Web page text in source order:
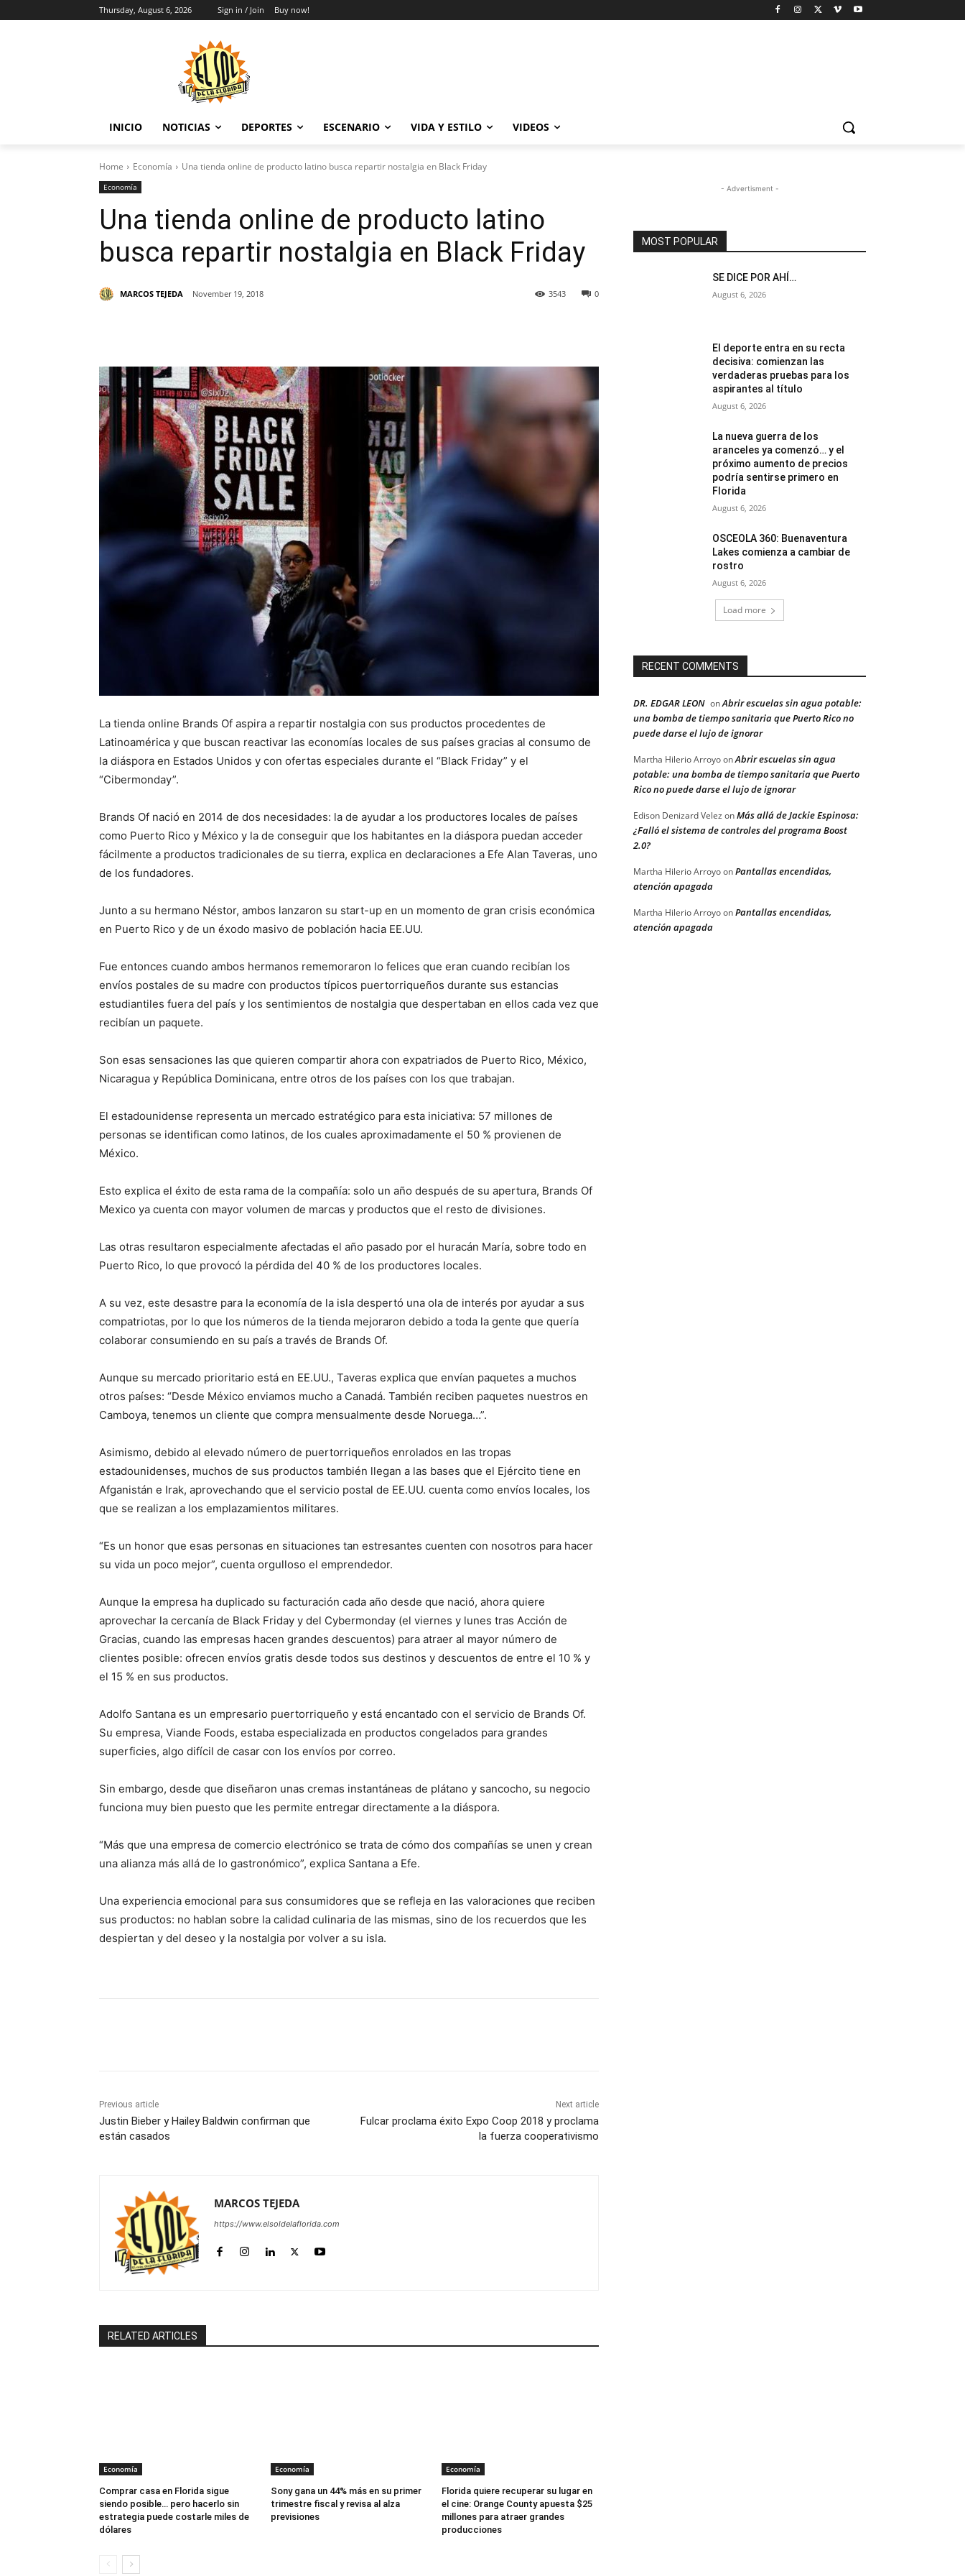
Thursday, August 6, 2026 Sign in / Join Buy now!
INICIO NOTICIAS DEPORTES ESCENARIO VIDA Y ESTILO VIDEOS
Home Economía Una tienda online de producto latino busca repartir nostalgia en Black Friday
Economía
Una tienda online de producto latino
busca repartir nostalgia en Black Friday
MARCOS TEJEDA November 19, 2018 0
3543
La tienda online Brands Of aspira a repartir nostalgia con sus productos procedentes de
Latinoamérica y que buscan reactivar las economías locales de sus países gracias al consumo de
la diáspora en Estados Unidos y con ofertas especiales durante el “Black Friday” y el
“Cibermonday”.
Brands Of nació en 2014 de dos necesidades: la de ayudar a los productores locales de países
como Puerto Rico y México y la de conseguir que los habitantes en la diáspora puedan acceder
fácilmente a productos tradicionales de su tierra, explica en declaraciones a Efe Alan Taveras, uno
de los fundadores.
Junto a su hermano Néstor, ambos lanzaron su start-up en un momento de gran crisis económica
en Puerto Rico y de un éxodo masivo de población hacia EE.UU.
Fue entonces cuando ambos hermanos rememoraron lo felices que eran cuando recibían los
envíos postales de su madre con productos típicos puertorriqueños durante sus estancias
estudiantiles fuera del país y los sentimientos de nostalgia que despertaban en ellos cada vez que
recibían un paquete.
Son esas sensaciones las que quieren compartir ahora con expatriados de Puerto Rico, México,
Nicaragua y República Dominicana, entre otros de los países con los que trabajan.
El estadounidense representa un mercado estratégico para esta iniciativa: 57 millones de
personas se identifican como latinos, de los cuales aproximadamente el 50 % provienen de
México.
Esto explica el éxito de esta rama de la compañía: solo un año después de su apertura, Brands Of
Mexico ya cuenta con mayor volumen de marcas y productos que el resto de divisiones.
Las otras resultaron especialmente afectadas el año pasado por el huracán María, sobre todo en
Puerto Rico, lo que provocó la pérdida del 40 % de los productores locales.
A su vez, este desastre para la economía de la isla despertó una ola de interés por ayudar a sus
compatriotas, por lo que los números de la tienda mejoraron debido a toda la gente que quería
colaborar consumiendo en su país a través de Brands Of.
Aunque su mercado prioritario está en EE.UU., Taveras explica que envían paquetes a muchos
otros países: “Desde México enviamos mucho a Canadá. También reciben paquetes nuestros en
Camboya, tenemos un cliente que compra mensualmente desde Noruega…”.
Asimismo, debido al elevado número de puertorriqueños enrolados en las tropas
estadounidenses, muchos de sus productos también llegan a las bases que el Ejército tiene en
Afganistán e Irak, aprovechando que el servicio postal de EE.UU. cuenta como envíos locales, los
que se realizan a los emplazamientos militares.
“Es un honor que esas personas en situaciones tan estresantes cuenten con nosotros para hacer
su vida un poco mejor”, cuenta orgulloso el emprendedor.
Aunque la empresa ha duplicado su facturación cada año desde que nació, ahora quiere
aprovechar la cercanía de Black Friday y del Cybermonday (el viernes y lunes tras Acción de
Gracias, cuando las empresas hacen grandes descuentos) para atraer al mayor número de
clientes posible: ofrecen envíos gratis desde todos sus destinos y descuentos de entre el 10 % y
el 15 % en sus productos.
Adolfo Santana es un empresario puertorriqueño y está encantado con el servicio de Brands Of.
Su empresa, Viande Foods, estaba especializada en productos congelados para grandes
superficies, algo difícil de casar con los envíos por correo.
Sin embargo, desde que diseñaron unas cremas instantáneas de plátano y sancocho, su negocio
funciona muy bien puesto que les permite entregar directamente a la diáspora.
“Más que una empresa de comercio electrónico se trata de cómo dos compañías se unen y crean
una alianza más allá de lo gastronómico”, explica Santana a Efe.
Una experiencia emocional para sus consumidores que se refleja en las valoraciones que reciben
sus productos: no hablan sobre la calidad culinaria de las mismas, sino de los recuerdos que les
despiertan y del deseo y la nostalgia por volver a su isla.
Previous article
Justin Bieber y Hailey Baldwin confirman que
están casados
Next article
Fulcar proclama éxito Expo Coop 2018 y proclama
la fuerza cooperativismo
MARCOS TEJEDA
https://www.elsoldelaflorida.com
RELATED ARTICLES
Economía
Comprar casa en Florida sigue
siendo posible… pero hacerlo sin
estrategia puede costarle miles de
dólares
Economía
Sony gana un 44% más en su primer
trimestre fiscal y revisa al alza
previsiones
Economía
Florida quiere recuperar su lugar en
el cine: Orange County apuesta $25
millones para atraer grandes
producciones
- Advertisment -
MOST POPULAR
SE DICE POR AHÍ…
August 6, 2026
El deporte entra en su recta
decisiva: comienzan las
verdaderas pruebas para los
aspirantes al título
August 6, 2026
La nueva guerra de los
aranceles ya comenzó… y el
próximo aumento de precios
podría sentirse primero en
Florida
August 6, 2026
OSCEOLA 360: Buenaventura
Lakes comienza a cambiar de
rostro
August 6, 2026
Load more
RECENT COMMENTS
DR. EDGAR LEON onAbrir escuelas sin agua potable:
una bomba de tiempo sanitaria que Puerto Rico no
puede darse el lujo de ignorar
Martha Hilerio ArroyoonAbrir escuelas sin agua
potable: una bomba de tiempo sanitaria que Puerto
Rico no puede darse el lujo de ignorar
Edison Denizard Velez onMás allá de Jackie Espinosa:
¿Falló el sistema de controles del programa Boost
2.0?
Martha Hilerio ArroyoonPantallas encendidas,
atención apagada
Martha Hilerio ArroyoonPantallas encendidas,
atención apagada